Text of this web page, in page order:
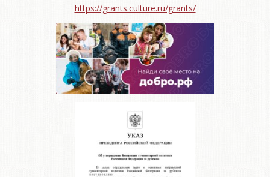
https://grants.culture.ru/grants/